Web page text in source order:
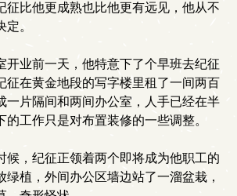
征比他更成熟也比他更有远见，他从不
。
业前一天，他特意下了个早班去纪征
征在黄金地段的写字楼里租了一间两百
一片隔间和两间办公室，人手已经在半
的工作只是对布置装修的一些调整。
，纪征正领着两个即将成为他职工的
绿植，外间办公区墙边站了一溜盆栽，